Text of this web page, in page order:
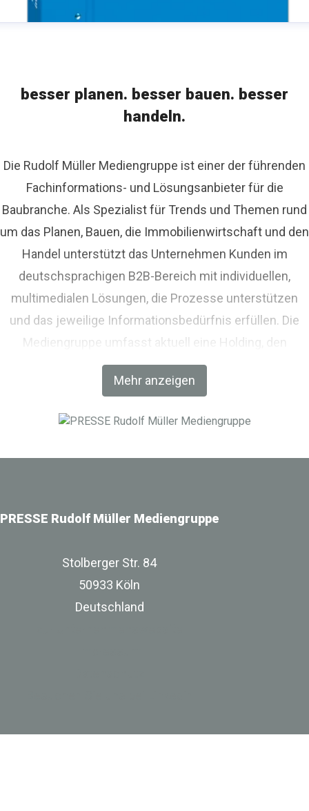
besser planen. besser bauen. besser
handeln.
Mehr anzeigen
Die Rudolf Müller Mediengruppe ist einer der führenden
Fachinformations- und Lösungsanbieter für die
Baubranche. Als Spezialist für Trends und Themen rund
um das Planen, Bauen, die Immobilienwirtschaft und den
Handel unterstützt das Unternehmen Kunden im
deutschsprachigen B2B-Bereich mit individuellen,
multimedialen Lösungen, die Prozesse unterstützen
und das jeweilige Informationsbedürfnis erfüllen. Die
Mediengruppe umfasst aktuell eine Holding, den
Fachverlag RM Rudolf Müller Medien und mit der BIM
World MUNICH eine Netzwerkplattform für Akteure der
PRESSE Rudolf Müller Mediengruppe
Stolberger Str. 84
50933 Köln
Deutschland